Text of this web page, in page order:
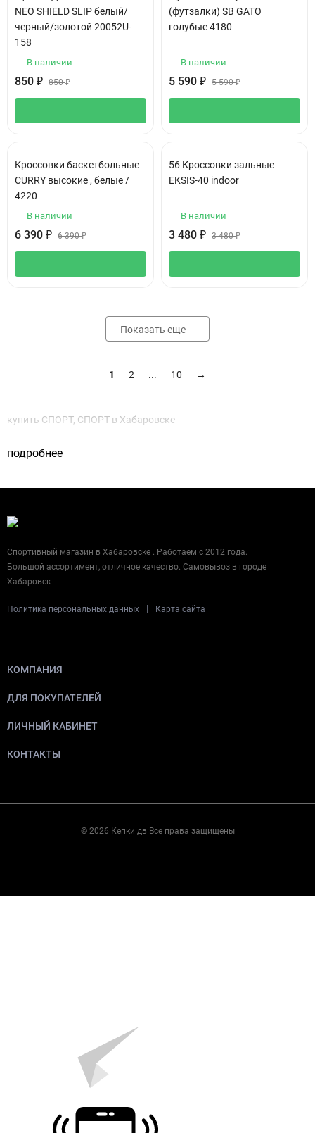
NEO SHIELD SLIP белый/
черный/золотой 20052U-
158
В наличии
850 ₽ 850₽
(футзалки) SB GATO
голубые 4180
В наличии
5 590 ₽ 5 590₽
Кроссовки баскетбольные
CURRY высокие , белые /
4220
В наличии
6 390 ₽ 6 390₽
56 Кроссовки зальные
EKSIS-40 indoor
В наличии
3 480 ₽ 3 480₽
Показать еще
1 2 ... 10 →
купить СПОРТ, СПОРТ в Хабаровске
подробнее
Спортивный магазин в Хабаровске . Работаем с 2012 года.
Большой ассортимент, отличное качество. Самовывоз в городе
Хабаровск
Политика персональных данных | Карта сайта
КОМПАНИЯ
ДЛЯ ПОКУПАТЕЛЕЙ
ЛИЧНЫЙ КАБИНЕТ
КОНТАКТЫ
© 2026 Кепки дв Все права защищены